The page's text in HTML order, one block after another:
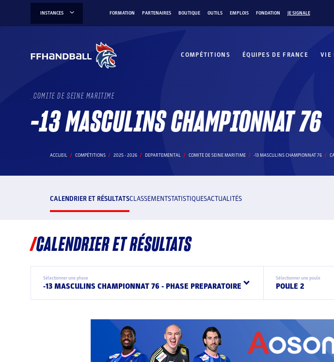
INSTANCES FORMATION PARTENAIRES BOUTIQUE OUTILS EMPLOIS FONDATION JE SIGNALE
COMPÉTITIONS ÉQUIPES DE FRANCE VIE
COMITE DE SEINE MARITIME
-13 MASCULINS CHAMPIONNAT 76
ACCUEIL COMPÉTITIONS 2025 - 2026 DEPARTEMENTAL COMITE DE SEINE MARITIME -13 MASCULINS CHAMPIONNAT 76
CALENDRIER ET RÉSULTATSCLASSEMENTSTATISTIQUESACTUALITÉS
CALENDRIER ET RÉSULTATS
Sélectionner une phase
-13 MASCULINS CHAMPIONNAT 76 - PHASE PREPARATOIRE
Sélectionner une poule
POULE 2